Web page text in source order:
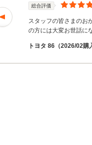
総合評価
スタッフの皆さまのお
の方には大変お世話に
トヨタ 86（2026/02購